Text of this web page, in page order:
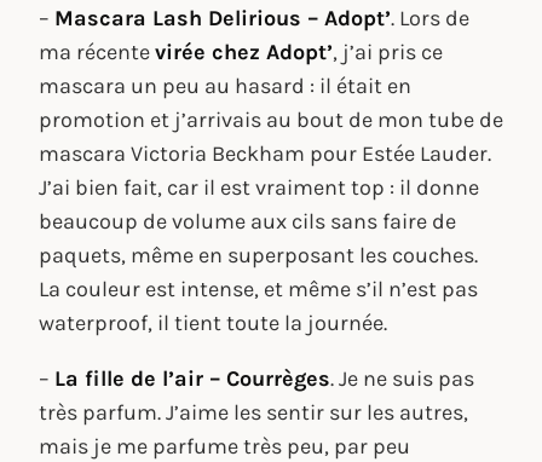
– Mascara Lash Delirious – Adopt’. Lors de
ma récentevirée chez Adopt’, j’ai pris ce
mascara un peu au hasard : il était en
promotion et j’arrivais au bout de mon tube de
mascara Victoria Beckham pour Estée Lauder.
J’ai bien fait, car il est vraiment top : il donne
beaucoup de volume aux cils sans faire de
paquets, même en superposant les couches.
La couleur est intense, et même s’il n’est pas
waterproof, il tient toute la journée.
– La fille de l’air – Courrèges. Je ne suis pas
très parfum. J’aime les sentir sur les autres,
mais je me parfume très peu, par peu